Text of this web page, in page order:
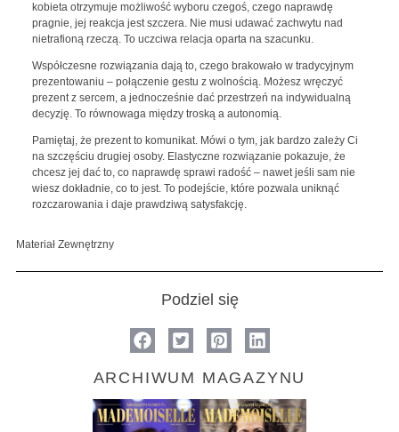
kobieta otrzymuje możliwość wyboru czegoś, czego naprawdę
pragnie, jej reakcja jest szczera. Nie musi udawać zachwytu nad
nietrafioną rzeczą. To uczciwa relacja oparta na szacunku.
Współczesne rozwiązania dają to, czego brakowało w tradycyjnym
prezentowaniu – połączenie gestu z wolnością. Możesz wręczyć
prezent z sercem, a jednocześnie dać przestrzeń na indywidualną
decyzję. To równowaga między troską a autonomią.
Pamiętaj, że prezent to komunikat. Mówi o tym, jak bardzo zależy Ci
na szczęściu drugiej osoby. Elastyczne rozwiązanie pokazuje, że
chcesz jej dać to, co naprawdę sprawi radość – nawet jeśli sam nie
wiesz dokładnie, co to jest. To podejście, które pozwala uniknąć
rozczarowania i daje prawdziwą satysfakcję.
Materiał Zewnętrzny
Podziel się
ARCHIWUM MAGAZYNU